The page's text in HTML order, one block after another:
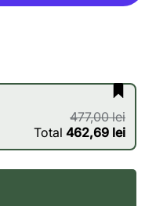
477,00 lei
Total 462,69 lei